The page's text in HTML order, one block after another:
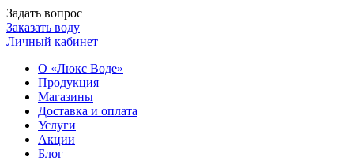
Задать вопрос
Заказать воду
Личный кабинет
О «Люкс Воде»
Продукция
Магазины
Доставка и оплата
Услуги
Акции
Блог